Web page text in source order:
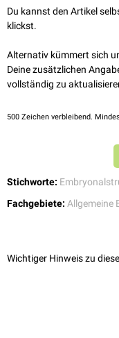
Du kannst den Artikel
klickst.
Alternativ kümmert sich
Deine zusätzlichen
vollständig zu
500 Zeichen verbleibend.
Stichworte:
Fachgebiete: Allgemeine
Wichtiger Hinweis zu